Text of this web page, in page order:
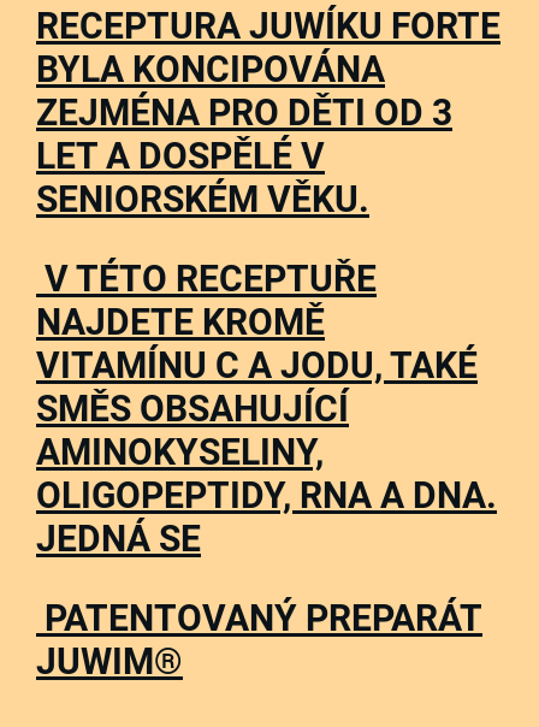
RECEPTURA JUWÍKU FORTE
BYLA KONCIPOVÁNA
ZEJMÉNA PRO DĚTI OD 3
LET A DOSPĚLÉ V
SENIORSKÉM VĚKU.
V TÉTO RECEPTUŘE
NAJDETE KROMĚ
VITAMÍNU C A JODU, TAKÉ
SMĚS OBSAHUJÍCÍ
AMINOKYSELINY,
OLIGOPEPTIDY, RNA A DNA.
JEDNÁ SE
PATENTOVANÝ PREPARÁT
JUWIM®